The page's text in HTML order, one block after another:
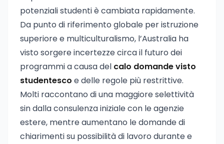
potenziali studenti è cambiata rapidamente.
Da punto di riferimento globale per istruzione
superiore e multiculturalismo, l’Australia ha
visto sorgere incertezze circa il futuro dei
programmi a causa del calo domande visto
studentesco e delle regole più restrittive.
Molti raccontano di una maggiore selettività
sin dalla consulenza iniziale con le agenzie
estere, mentre aumentano le domande di
chiarimenti su possibilità di lavoro durante e